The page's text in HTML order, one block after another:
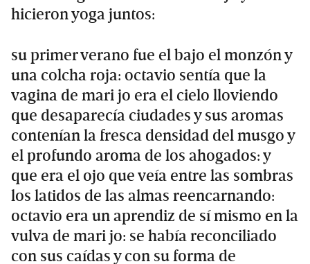
hicieron yoga juntos:
su primer verano fue el bajo el monzón y
una colcha roja: octavio sentía que la
vagina de mari jo era el cielo lloviendo
que desaparecía ciudades y sus aromas
contenían la fresca densidad del musgo y
el profundo aroma de los ahogados: y
que era el ojo que veía entre las sombras
los latidos de las almas reencarnando:
octavio era un aprendiz de sí mismo en la
vulva de mari jo: se había reconciliado
con sus caídas y con su forma de